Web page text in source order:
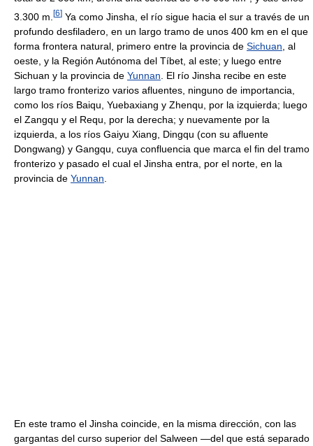
3.300 m. [6] Ya como Jinsha, el río sigue hacia el sur a través de un
profundo desfiladero, en un largo tramo de unos 400 km en el que
forma frontera natural, primero entre la provincia de Sichuan , al
oeste, y la Región Autónoma del Tíbet, al este; y luego entre
Sichuan y la provincia de Yunnan . El río Jinsha recibe en este
largo tramo fronterizo varios afluentes, ninguno de importancia,
como los ríos Baiqu, Yuebaxiang y Zhenqu, por la izquierda; luego
el Zangqu y el Requ, por la derecha; y nuevamente por la
izquierda, a los ríos Gaiyu Xiang, Dingqu (con su afluente
Dongwang) y Gangqu, cuya confluencia que marca el fin del tramo
fronterizo y pasado el cual el Jinsha entra, por el norte, en la
provincia de Yunnan
En este tramo el Jinsha coincide, en la misma dirección, con las
gargantas del curso superior del Salween —del que está separado